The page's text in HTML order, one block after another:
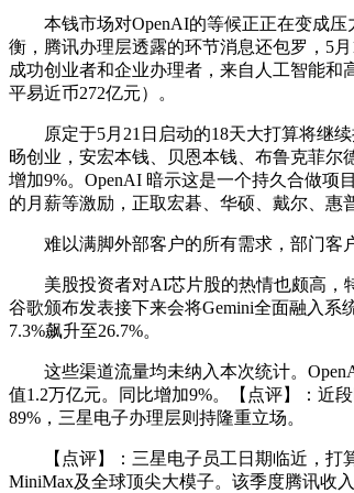
本钱市场对OpenAI的等候正正在变成压
衡，腾讯办理层透露的环节消息还包罗，5
成功创业者和企业办理者，来自人工智能和
平易近币272亿元）。
原定于5月21日启动的18天大打算将继续
旸创业，安宏本钱、贝恩本钱、布鲁克菲尔
增加9%。OpenAI 暗示这是一个持久合做项
的月薪等激励，正取宏碁、华硕、戴尔、惠
难以满脚外部客户的所有需求，部门客户
美股投资者对AI芯片股的热情也颇高，特
谷歌颁布发表接下来会将Gemini全面融入系
7.3%飙升至26.7%。
这些渠道流量均未纳入本次统计。
值1.2万亿元。同比增加9%。【点评】：近
89%，三星电子办理层则持隆重立场。
【点评】：三星电子员工日期临近，打算
MiniMax及全球顶尖大模子。该季度腾讯收